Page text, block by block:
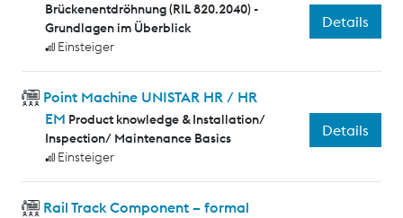
Brückenentdröhnung (RIL 820.2040) -
Grundlagen im Überblick
Einsteiger
Details
Point Machine UNISTAR HR / HR
EM Product knowledge & Installation/
Inspection/ Maintenance Basics
Einsteiger
Details
Rail Track Component – formal